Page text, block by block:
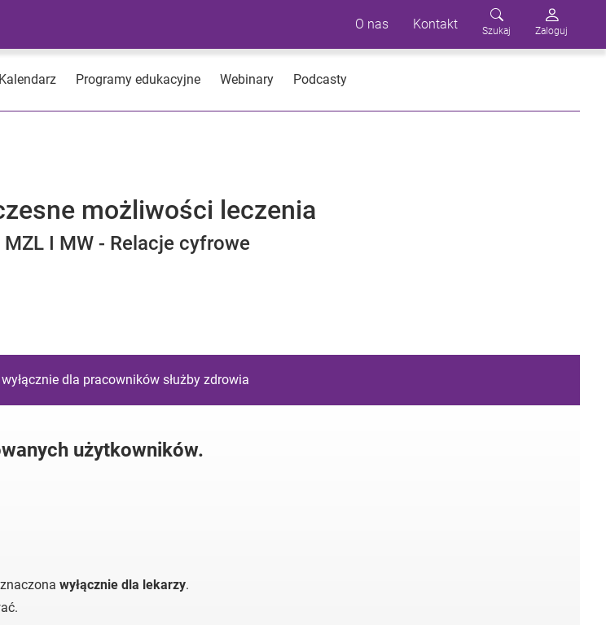
O nas Kontakt Szukaj Zaloguj
Kalendarz Programy edukacyjne Webinary Podcasty
możliwości leczenia
MZL I MW - Relacje cyfrowe
dla pracowników służby zdrowia
użytkowników.
wyłącznie dla lekarzy.